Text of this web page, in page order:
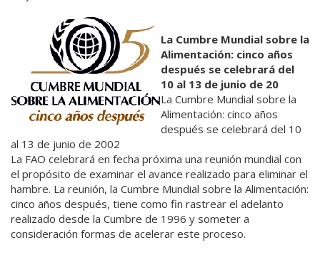
La Cumbre Mundial sobre la
Alimentación: cinco años
después se celebrará del
10 al 13 de junio de 20
La Cumbre Mundial sobre la
Alimentación: cinco años
después se celebrará del 10
al 13 de junio de 2002
La FAO celebrará en fecha próxima una reunión mundial con
el propósito de examinar el avance realizado para eliminar el
hambre. La reunión, la Cumbre Mundial sobre la Alimentación:
cinco años después, tiene como fin rastrear el adelanto
realizado desde la Cumbre de 1996 y someter a
consideración formas de acelerar este proceso.